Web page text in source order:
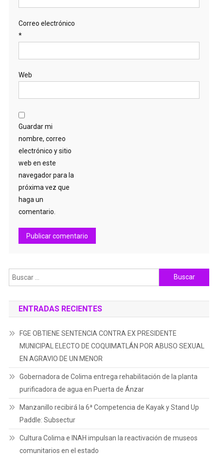
Correo electrónico
*
Web
Guardar mi
nombre, correo
electrónico y sitio
web en este
navegador para la
próxima vez que
haga un
comentario.
Buscar:
ENTRADAS RECIENTES
FGE OBTIENE SENTENCIA CONTRA EX PRESIDENTE
MUNICIPAL ELECTO DE COQUIMATLÁN POR ABUSO SEXUAL
EN AGRAVIO DE UN MENOR
Gobernadora de Colima entrega rehabilitación de la planta
purificadora de agua en Puerta de Ánzar
Manzanillo recibirá la 6ª Competencia de Kayak y Stand Up
Paddle: Subsectur
Cultura Colima e INAH impulsan la reactivación de museos
comunitarios en el estado